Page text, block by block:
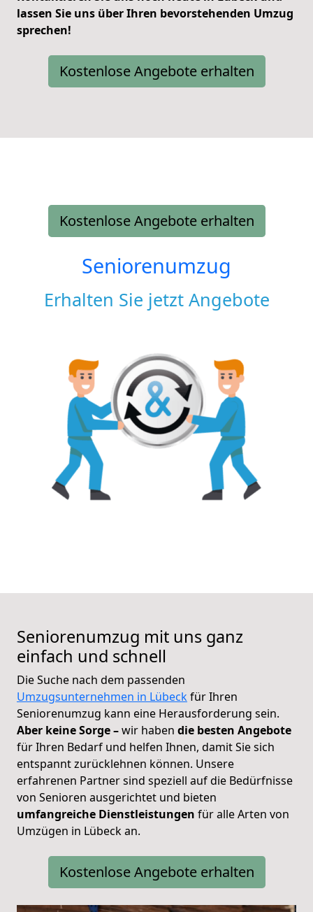
lassen Sie uns über Ihren bevorstehenden Umzug
sprechen!
Kostenlose Angebote erhalten
Kostenlose Angebote erhalten
Seniorenumzug
Erhalten Sie jetzt Angebote
Seniorenumzug mit uns ganz
einfach und schnell
Die Suche nach dem passenden
Umzugsunternehmen in Lübeckfür Ihren
Seniorenumzug kann eine Herausforderung sein.
Aber keine Sorge –wir haben die besten Angebote
für Ihren Bedarf und helfen Ihnen, damit Sie sich
entspannt zurücklehnen können. Unsere
erfahrenen Partner sind speziell auf die Bedürfnisse
von Senioren ausgerichtet und bieten
umfangreiche Dienstleistungen für alle Arten von
Umzügen in Lübeck an.
Kostenlose Angebote erhalten